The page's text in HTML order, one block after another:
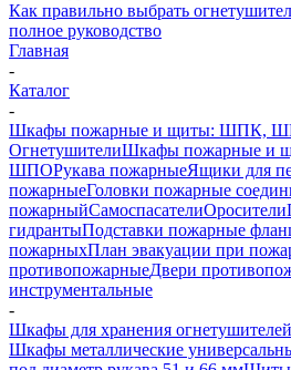
Как правильно выбрать
полное руководство
Главная
-
Каталог
-
Шкафы пожарные и щиты: ШПК,
ОгнетушителиШкафы пожарные
ШПОРукава пожарныеЯщики для
пожарныеГоловки пожарные
пожарныйСамоспасателиОросители
гидрантыПодставки пожарные
пожарныхПлан эвакуации при
противопожарныеДвери
инструментальные
-
Шкафы для хранения
Шкафы металлические